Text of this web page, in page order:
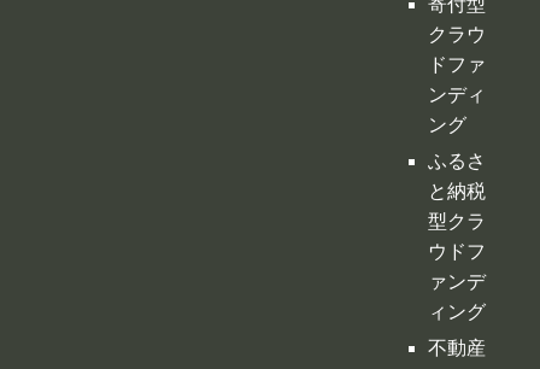
クラウ
ドファ
ンディ
ング
ふるさ
と納税
型クラ
ウドフ
ァンデ
ィング
不動産